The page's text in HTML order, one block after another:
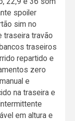
spoiler
sim no
traseira travão
traseiros
repartido e
zero
e
na traseira e
em altura e